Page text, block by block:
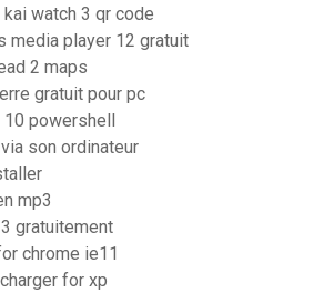
watch 3 qr code
media player 12 gratuit
2 maps
gratuit pour pc
powershell
son ordinateur
mp3
gratuitement
chrome ie11
for xp